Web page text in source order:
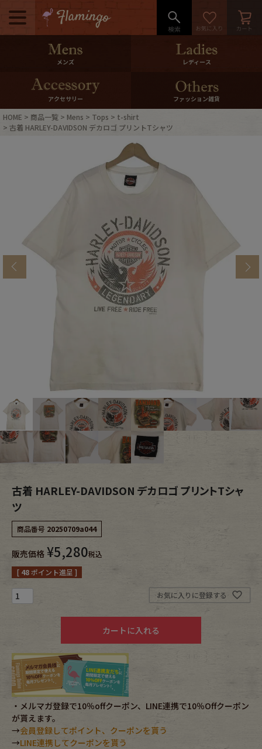
メニュー
500pt＆10％Offクーポンプレゼン
10％0ffクーポンプレゼント
ログイン・会員登録 LINE ID連携
マイページ
International Shipping
特集一覧
ブランドから探す スタッフコーディネート
Outer
Bottoms Fafatt
レディース商品カテゴリーから探す
Tops Bottoms
Outer
Fafatt
小物・アクセサリーから探す
Bag
Accessory
Belt antique goods
Keyring
メンズ レディース
アクセサリー ファッション雑貨
HOME 商品一覧 Mens Tops
t-shirt
古着 HARLEY-DAVIDSON デカロゴ プリントTシャツ
古着 HARLEY-DAVIDSON デカロゴ プリントTシャ
ツ
商品番号 20250709a044
販売価格 ¥5,280税込
[ 48ポイント進呈 ]
お気に入りに登録する
カートに入れる
・メルマガ登録で10％offクーポン、LINE連携で10％Offクーポン
が貰えます。
→会員登録してポイント、クーポンを貰う
→LINE連携してクーポンを貰う